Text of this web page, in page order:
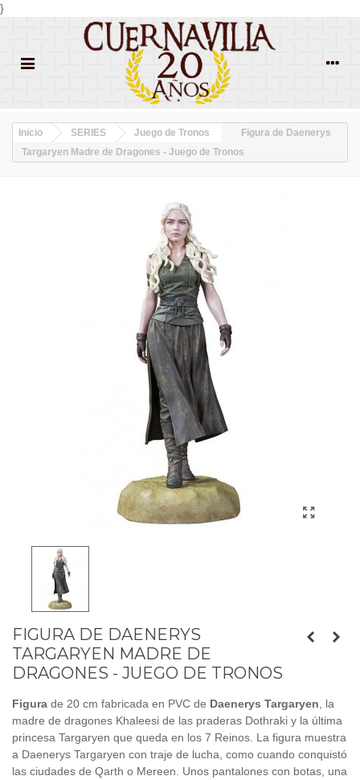
}
Inicio SERIES Juego de Tronos
Figura de Daenerys
Targaryen Madre de Dragones - Juego de Tronos
FIGURA DE DAENERYS
TARGARYEN MADRE DE
DRAGONES - JUEGO DE TRONOS
Figura de 20 cm fabricada en PVC de Daenerys Targaryen , la
madre de dragones Khaleesi de las praderas Dothraki y la última
princesa Targaryen que queda en los 7 Reinos. La figura muestra
a Daenerys Targaryen con traje de lucha, como cuando conquistó
las ciudades de Qarth o Mereen. Unos pantalones con botas, una